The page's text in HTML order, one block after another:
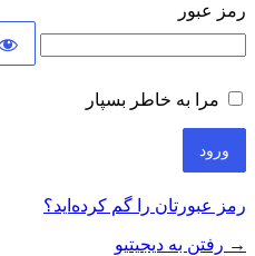
رمز عبور
مرا به خاطر بسپار
رمز عبورتان را گم کرده‌اید؟
→ رفتن به دیجیتیو